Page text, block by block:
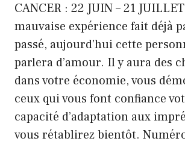
CANCER : 22 JUIN – 21
mauvaise expérience fait déjà
passé, aujourd’hui cette
parlera d’amour. Il y aura des
dans votre économie, vous
ceux qui vous font confiance
capacité d’adaptation aux
vous rétablirez bientôt.